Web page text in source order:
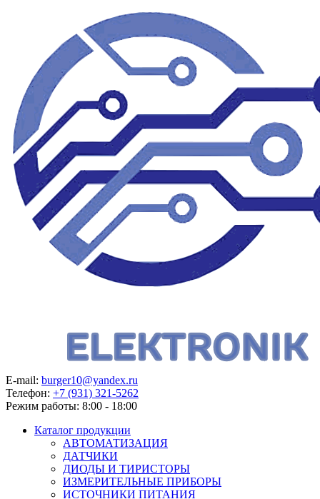
E-mail: burger10@yandex.ru
Телефон: +7 (931) 321-5262
Режим работы: 8:00 - 18:00
Каталог продукции
АВТОМАТИЗАЦИЯ
ДАТЧИКИ
ДИОДЫ И ТИРИСТОРЫ
ИЗМЕРИТЕЛЬНЫЕ ПРИБОРЫ
ИСТОЧНИКИ ПИТАНИЯ